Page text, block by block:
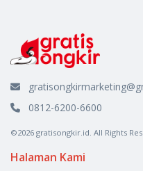
0812-6200-6600
©2026 gratisongkir.id. All Rights
Halaman Kami